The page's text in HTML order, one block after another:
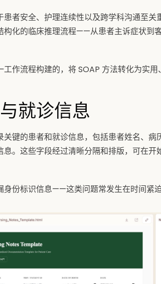
者安全、护理连续性以及跨学科沟通至关
构化的临床推理流程——从患者主诉症状到
作流程构建的，将 SOAP 方法转化为实用
就诊信息
键的患者和就诊信息，包括患者姓名、病
。这些字段经过清晰分隔和排版，可在开
份标识信息——这类问题常发生在时间紧